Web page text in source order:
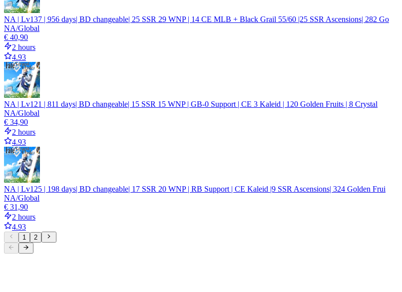
NA | Lv137 | 956 days| BD changeable| 25 SSR 29 WNP | 14 CE MLB + Black Grail 55/60 |25 SSR Ascensions| 282 Go
NA/Global
€ 40,90
2 hours
4.93
NA | Lv121 | 811 days| BD changeable| 15 SSR 15 WNP | GB-0 Support | CE 3 Kaleid | 120 Golden Fruits | 8 Crystal
NA/Global
€ 34,90
2 hours
4.93
NA | Lv125 | 198 days| BD changeable| 17 SSR 20 WNP | RB Support | CE Kaleid |9 SSR Ascensions| 324 Golden Frui
NA/Global
€ 31,90
2 hours
4.93
1 2